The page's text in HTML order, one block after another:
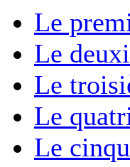
Le
Le
Le
Le
Le